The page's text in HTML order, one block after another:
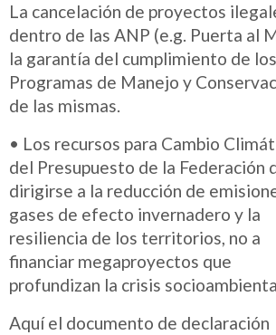
La cancelación de proyectos
dentro de las ANP (e.g. Puerta al
la garantía del cumplimiento de los
Programas de Manejo y
de las mismas.
• Los recursos para Cambio
del Presupuesto de la Federación
dirigirse a la reducción de
gases de efecto invernadero y la
resiliencia de los territorios, no a
financiar megaproyectos que
profundizan la crisis
Aquí el documento de declaración